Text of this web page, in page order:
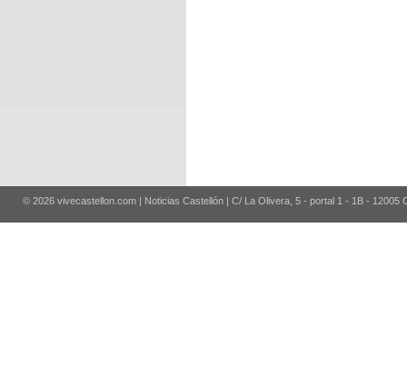
© 2026 vivecastellon.com | Noticias Castellón | C/ La Olivera, 5 - portal 1 - 1B - 12005